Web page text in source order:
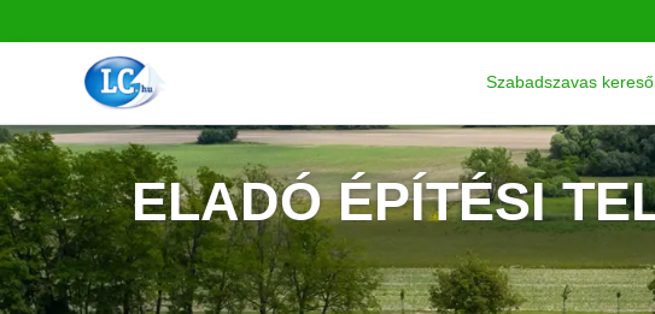
Szabadszavas kereső
ELADÓ ÉPÍTÉSI